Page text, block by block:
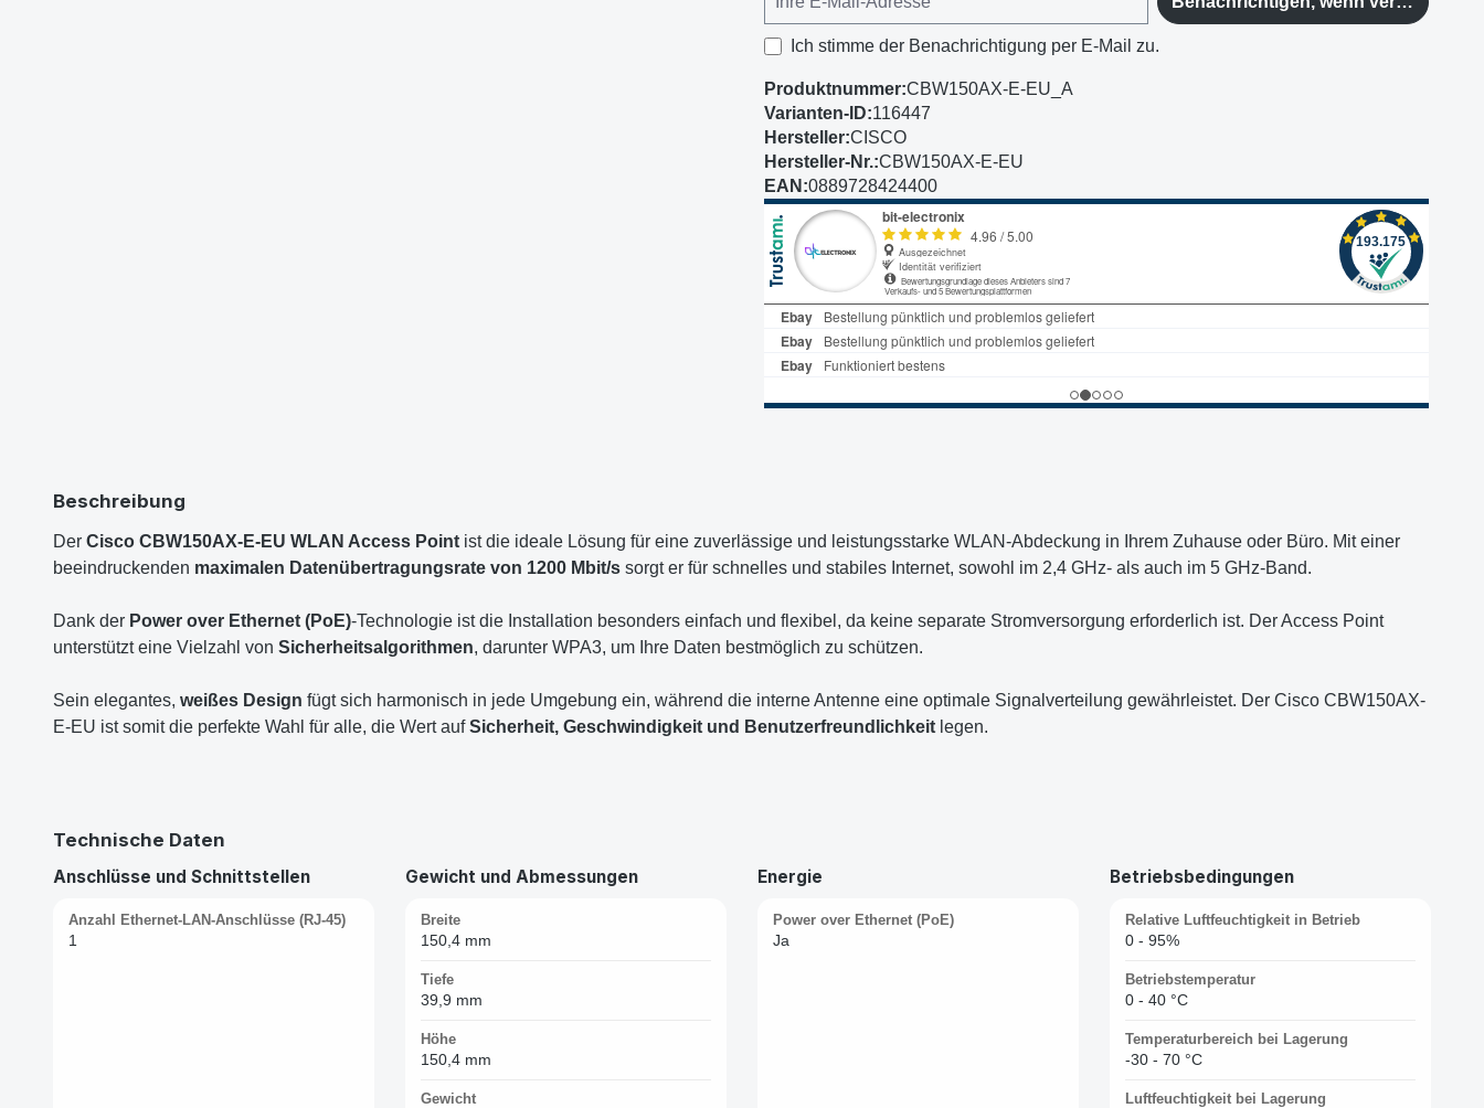
Ich stimme der Benachrichtigung per E-Mail zu.
Produktnummer:CBW150AX-E-EU_A
Varianten-ID:116447
Hersteller:CISCO
Hersteller-Nr.:CBW150AX-E-EU
EAN:0889728424400
Beschreibung
Der Cisco CBW150AX-E-EU WLAN Access Point ist die ideale Lösung für eine zuverlässige und leistungsstarke WLAN-Abdeckung in Ihrem Zuhause oder Büro. Mit einer
beeindruckenden maximalen Datenübertragungsrate von 1200 Mbit/s sorgt er für schnelles und stabiles Internet, sowohl im 2,4 GHz- als auch im 5 GHz-Band.
Dank der Power over Ethernet (PoE)-Technologie ist die Installation besonders einfach und flexibel, da keine separate Stromversorgung erforderlich ist. Der Access Point
unterstützt eine Vielzahl von Sicherheitsalgorithmen, darunter WPA3, um Ihre Daten bestmöglich zu schützen.
Sein elegantes, weißes Design fügt sich harmonisch in jede Umgebung ein, während die interne Antenne eine optimale Signalverteilung gewährleistet. Der Cisco CBW150AX-
E-EU ist somit die perfekte Wahl für alle, die Wert aufSicherheit, Geschwindigkeit und Benutzerfreundlichkeit legen.
Technische Daten
Anschlüsse und Schnittstellen
Anzahl Ethernet-LAN-Anschlüsse (RJ-45)
1
Gewicht und Abmessungen
Breite
150,4 mm
Tiefe
39,9 mm
Höhe
150,4 mm
Gewicht
Energie
Power over Ethernet (PoE)
Ja
Betriebsbedingungen
Relative Luftfeuchtigkeit in Betrieb
0 - 95%
Betriebstemperatur
0 - 40 °C
Temperaturbereich bei Lagerung
-30 - 70 °C
Luftfeuchtigkeit bei Lagerung